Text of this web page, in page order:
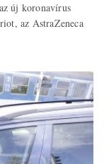
új koronavírus
az AstraZeneca